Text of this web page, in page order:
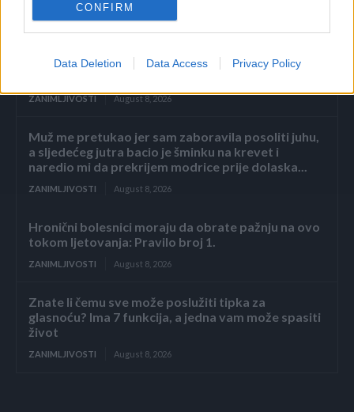
CONFIRM
Data Deletion Data Access Privacy Policy
Povezano
ZANIMLJIVOSTI August 8, 2026
Muž me pretukao jer sam zaboravila posoliti juhu,
a sljedećeg jutra bacio je šminku na krevet i
naredio mi da prekrijem modrice prije dolaska...
ZANIMLJIVOSTI August 8, 2026
Hronični bolesnici moraju da obrate pažnju na ovo
tokom ljetovanja: Pravilo broj 1.
ZANIMLJIVOSTI August 8, 2026
Znate li čemu sve može poslužiti tipka za
glasnoću? Ima 7 funkcija, a jedna vam može spasiti
život
ZANIMLJIVOSTI August 8, 2026